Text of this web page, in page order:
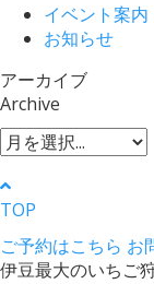
イベント案内
お知らせ
アーカイブ
Archive
TOP
ご予約はこちら お
伊豆最大のいちご